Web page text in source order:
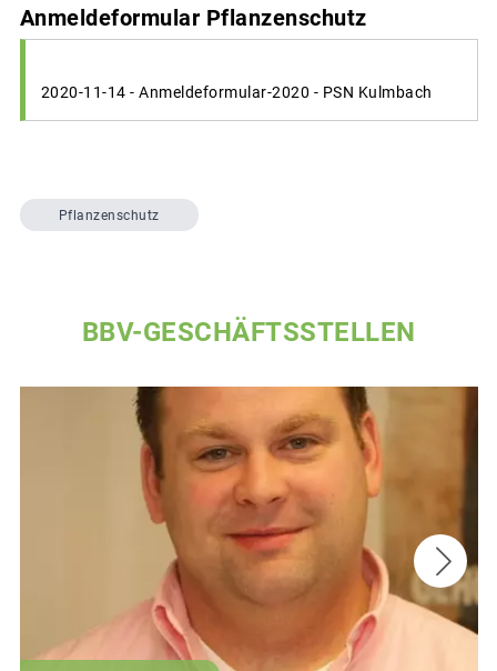
Anmeldeformular Pflanzenschutz
2020-11-14 - Anmeldeformular-2020 - PSN Kulmbach
Pflanzenschutz
BBV-GESCHÄFTSSTELLEN